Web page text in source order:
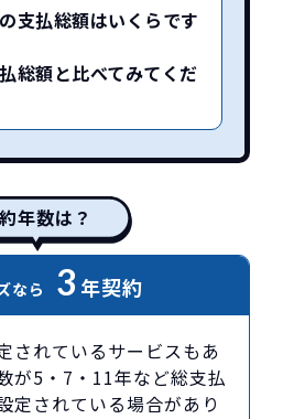
支払総額はいくらです
総額と比べてみてくだ
年数は？
なら 3 年契約
されているサービスもあ
が5・7・11年など総支払
定されている場合があり